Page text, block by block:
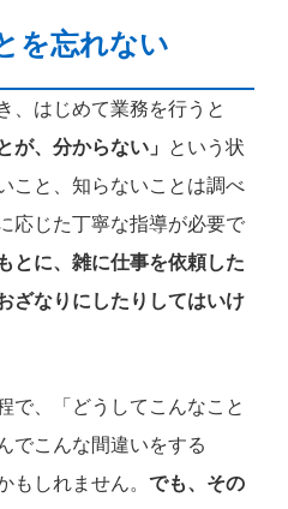
を忘れない
、はじめて業務を行うと
が、分からない」
という状
こと、知らないことは調べ
応じた丁寧な指導が必要で
とに、雑に仕事を依頼した
ざなりにしたりしてはいけ
で、「どうしてこんなこと
でこんな間違いをする
もしれません。 でも、その